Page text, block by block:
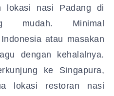
lokasi nasi Padang di
mudah. Minimal
atau masakan
dengan kehalalnya.
ke Singapura,
lokasi restoran nasi